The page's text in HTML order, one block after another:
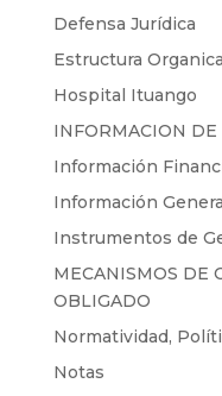
Defensa Jurídica
Estructura
Hospital Ituango
INFORMACION DE
Información
Información
Instrumentos de
MECANISMOS DE
OBLIGADO
Normatividad,
Notas